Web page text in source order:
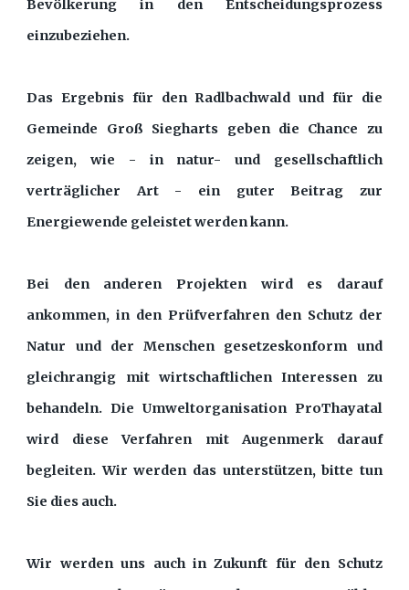
Bevölkerung in den Entscheidungsprozess
einzubeziehen.
Das Ergebnis für den Radlbachwald und für die
Gemeinde Groß Siegharts geben die Chance zu
zeigen, wie - in natur- und gesellschaftlich
verträglicher Art - ein guter Beitrag zur
Energiewende geleistet werden kann.
Bei den anderen Projekten wird es darauf
ankommen, in den Prüfverfahren den Schutz der
Natur und der Menschen gesetzeskonform und
gleichrangig mit wirtschaftlichen Interessen zu
behandeln. Die Umweltorganisation ProThayatal
wird diese Verfahren mit Augenmerk darauf
begleiten. Wir werden das unterstützen, bitte tun
Sie dies auch.
Wir werden uns auch in Zukunft für den Schutz